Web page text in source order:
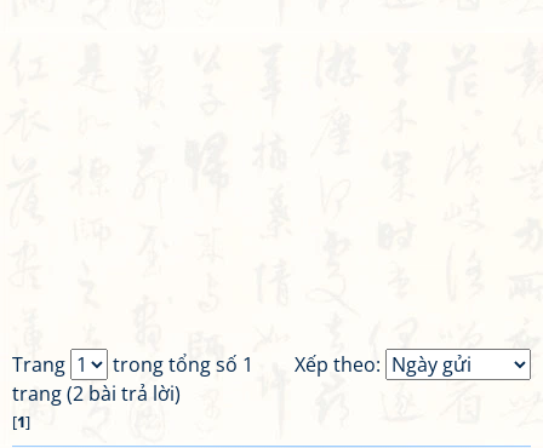
Xếp theo:
Trang
trong tổng số 1
trang (2 bài trả lời)
[1]